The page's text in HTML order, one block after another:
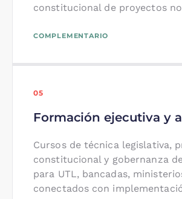
constitucional de proyectos
COMPLEMENTARIO
05
Formación ejecutiva y
Cursos de técnica legislativa,
constitucional y gobernanza
para UTL, bancadas,
conectados con